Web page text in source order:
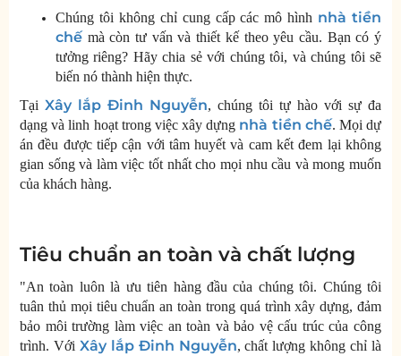
Chúng tôi không chỉ cung cấp các mô hình nhà tiền
chế mà còn tư vấn và thiết kế theo yêu cầu. Bạn có ý
tưởng riêng? Hãy chia sẻ với chúng tôi, và chúng tôi sẽ
biến nó thành hiện thực.
Tại Xây lắp Đinh Nguyễn, chúng tôi tự hào với sự đa
dạng và linh hoạt trong việc xây dựng nhà tiền chế. Mọi dự
án đều được tiếp cận với tâm huyết và cam kết đem lại không
gian sống và làm việc tốt nhất cho mọi nhu cầu và mong muốn
của khách hàng.
Tiêu chuẩn an toàn và chất lượng
"An toàn luôn là ưu tiên hàng đầu của chúng tôi. Chúng tôi
tuân thủ mọi tiêu chuẩn an toàn trong quá trình xây dựng, đảm
bảo môi trường làm việc an toàn và bảo vệ cấu trúc của công
trình. Với Xây lắp Đinh Nguyễn, chất lượng không chỉ là